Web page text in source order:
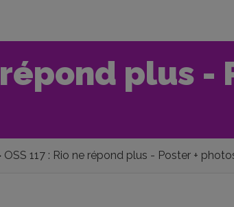
plus -
OSS 117 : Rio ne répond plus - Poster +